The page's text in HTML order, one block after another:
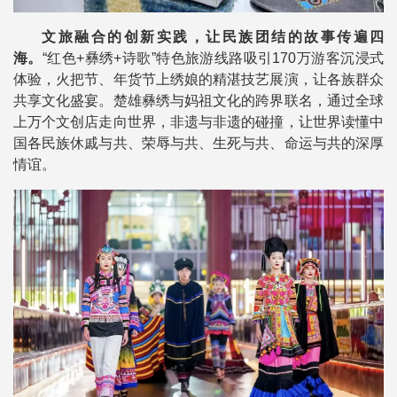
文旅融合的创新实践，让民族团结的故事传遍四
海。 “红色+彝绣+诗歌”特色旅游线路吸引170万游客沉浸式
体验，火把节、年货节上绣娘的精湛技艺展演，让各族群众
共享文化盛宴。楚雄彝绣与妈祖文化的跨界联名，通过全球
上万个文创店走向世界，非遗与非遗的碰撞，让世界读懂中
国各民族休戚与共、荣辱与共、生死与共、命运与共的深厚
情谊。